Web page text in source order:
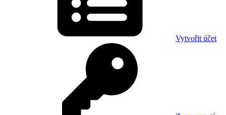
Vytvořit účet